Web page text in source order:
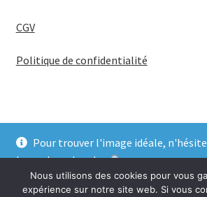
Pour trouver l'image idéale,
barre de recherche
Ignorer
CGV
Politique de confidentialité
© BadgeGirl® 2026
Nous utilisons des cookies pour vous
expérience sur notre site web. Si vous